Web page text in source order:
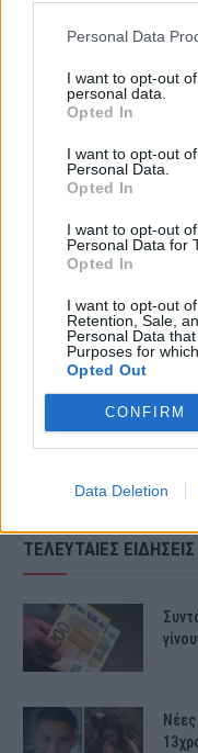
Personal Data
I want to opt-out
personal data.
Opted In
I want to opt-out
Personal Data.
Opted In
I want to opt-out
Personal Data for
Opted In
I want to opt-out
Retention, Sale,
Personal Data
Purposes for
Opted Out
CONFIRM
Data Deletion
ποτάμι” στο
Αυγούστου”,
Δείτε το
ΤΕΛΕΥΤΑΙΕΣ ΕΙΔΗΣΕΙΣ